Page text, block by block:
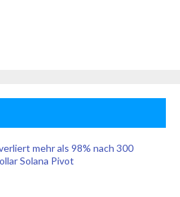
mehr als 98% nach 300
Solana Pivot